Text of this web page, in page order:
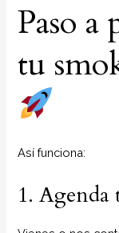
Paso a
tu
Así funciona:
1. Agenda